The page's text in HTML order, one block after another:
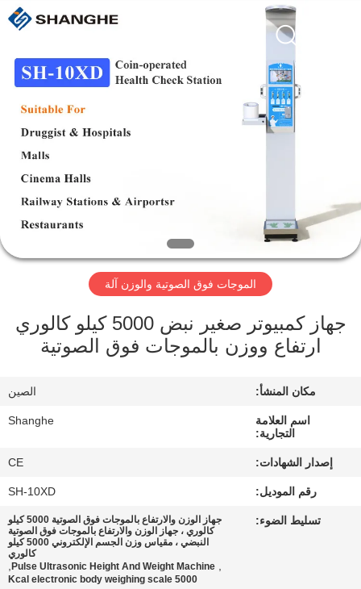
المنزل
المنتجات
برنامج
VR
عنّا
المصنع
مراقبة
الجودة
الموجات فوق الصوتية والوزن آلة
جهاز كمبيوتر صغير نبض 5000 كيلو كالوري
ارتفاع ووزن بالموجات فوق الصوتية
مكان المنشأ: الصين
اسم العلامة
التجارية:
Shanghe
إصدار الشهادات: CE
رقم الموديل: SH-10XD
تسليط الضوء:
جهاز الوزن والارتفاع بالموجات فوق الصوتية 5000 كيلو
كالوري ، جهاز الوزن والارتفاع بالموجات فوق الصوتية
النبضي ، مقياس وزن الجسم الإلكتروني 5000 كيلو
كالوري
,
Pulse Ultrasonic Height And Weight Machine
,
5000 Kcal electronic body weighing scale